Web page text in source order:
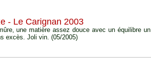
- Le Carignan 2003
une matière assez douce avec un équilibre un
excès. Joli vin. (05/2005)